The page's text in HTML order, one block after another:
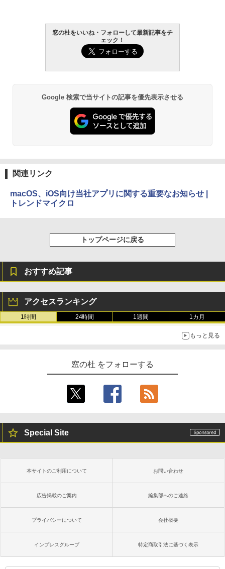
AIイラスト表現辞典: 思い通りの絵を引き
出す プロンプトの言葉 AI画像生成シリー
ズ (はぴーイラストLabo)
ClaudeCode いちばんやさしい 教科書:
非エンジニア 初心者 素人 でも安心 使い
方 マニュアル AI副業にもコンテンツ作成
にもKindle出版にも！ 非エンジニアのた
めのAIコーディング入門シリーズ
ェクトリストと最新エミュレータ紹介
1冊ですべて身につくHTML & CSSとWe
Amazon Kindle - 目に優しい、かさばら
ない、大きな画面で読みやすい、6週間持
続バッテリー、6インチディスプレイ電子
￥19,980
Kindle Paperwhite シグニチャーエディ
ション (32GB) 7インチディスプレイ、明
売)
レージ、ノート機能搭載、明るさ自動調
整、色調調節ライト、プレミアムペン付
き、グラファイト
窓の杜をいいね・フォローして最新記事をチ
ェック！
Google 検索で当サイトの記事を優先表示させる
関連リンク
macOS、iOS向け当社アプリに関する重要なお知らせ |
トレンドマイクロ
トップページに戻る
おすすめ記事
アクセスランキング
1時間 24時間 1週間 1カ月
もっと見る
窓の杜 をフォローする
Special Site
本サイトのご利用について お問い合わせ
広告掲載のご案内 編集部へのご連絡
プライバシーについて 会社概要
インプレスグループ 特定商取引法に基づく表示